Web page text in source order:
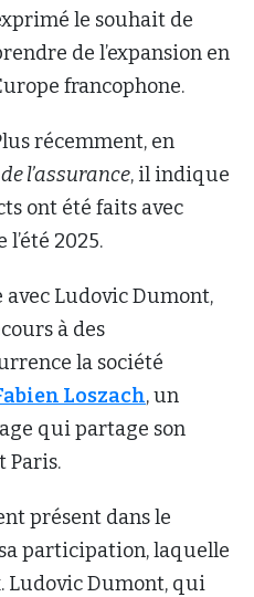
le souhait de
de l’expansion en
francophone.
récemment, en
l’assurance, il indique
ont été faits avec
2025.
Ludovic Dumont,
à des
la société
Loszach, un
qui partage son
Paris.
présent dans le
participation, laquelle
Ludovic Dumont, qui